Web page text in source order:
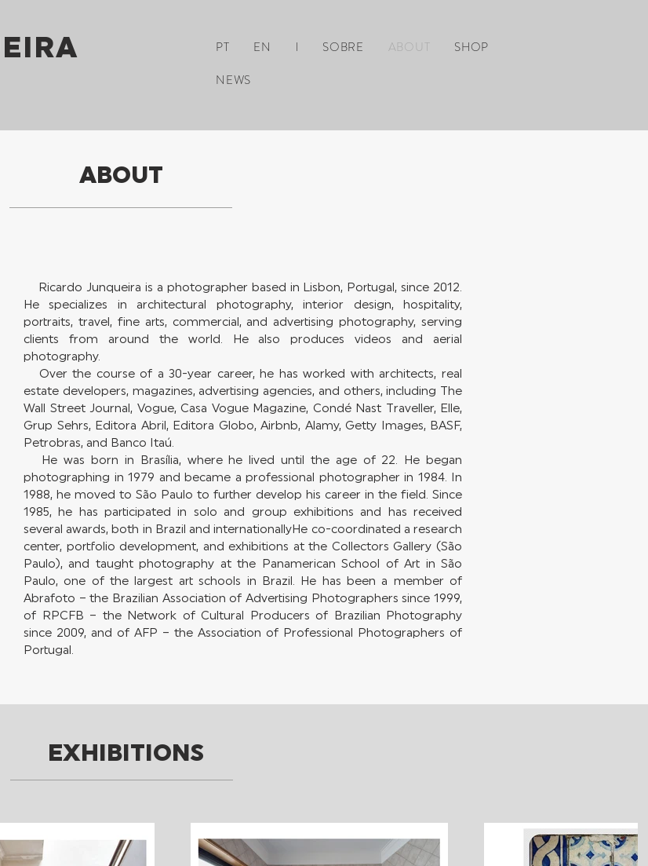
PT EN l SOBRE ABOUT
SHOP
NEWS
ABOUT
Ricardo Junqueira is a photographer based in Lisbon, Portugal, since 2012.
He specializes in architectural photography, interior design, hospitality,
portraits, travel, fine arts, commercial, and advertising photography, serving
clients from around the world. He also produces videos and aerial
photography.
Over the course of a 30-year career, he has worked with architects, real
estate developers, magazines, advertising agencies, and others, including The
Wall Street Journal, Vogue, Casa Vogue Magazine, Condé Nast Traveller, Elle,
Grup Sehrs, Editora Abril, Editora Globo, Airbnb, Alamy, Getty Images, BASF,
Petrobras, and Banco Itaú.
He was born in Brasília, where he lived until the age of 22. He began
photographing in 1979 and became a professional photographer in 1984. In
1988, he moved to São Paulo to further develop his career in the field. Since
1985, he has participated in solo and group exhibitions and has received
several awards, both in Brazil and internationallyHe co-coordinated a research
center, portfolio development, and exhibitions at the Collectors Gallery (São
Paulo), and taught photography at the Panamerican School of Art in São
Paulo, one of the largest art schools in Brazil. He has been a member of
Abrafoto – the Brazilian Association of Advertising Photographers since 1999,
of RPCFB – the Network of Cultural Producers of Brazilian Photography
since 2009, and of AFP – the Association of Professional Photographers of
Portugal.
EXHIBITIONS